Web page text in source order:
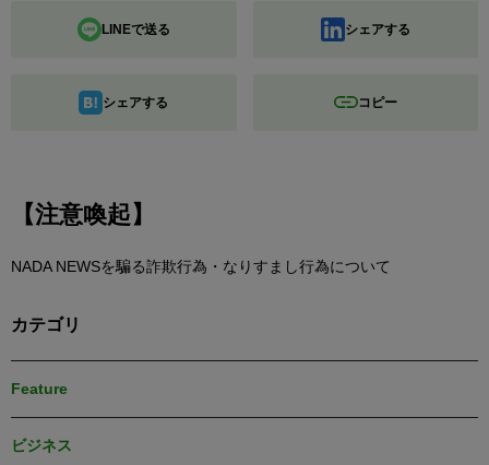
LINEで送る シェアする
シェアする コピー
【注意喚起】
NADA NEWSを騙る詐欺行為・なりすまし行為について
カテゴリ
Feature
ビジネス